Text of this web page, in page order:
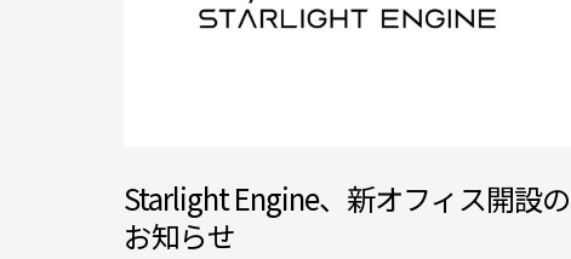
Starlight Engine、新オフィス開設の
お知らせ